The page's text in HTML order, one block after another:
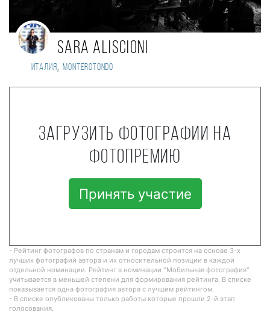
Sara Aliscioni
Италия, Monterotondo
Загрузить фотографии на
фотопремию
Принять участие
- Рейтинг фотографов по странам и городам строится на основе 3-х
лучших фотографий автора и их относительной позиции в каждой
отдельной номинации. Рейтинг в номинации "Мобильная фотография"
учитывается в меньшей степени для формирования рейтинга. В списке
показывается одна фотография автора с лучшим рейтингом.
- В списке опубликованы только работы которые прошли 2-й этап
голосования.